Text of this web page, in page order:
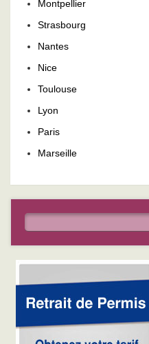
Montpellier
Strasbourg
Nantes
Nice
Toulouse
Lyon
Paris
Marseille